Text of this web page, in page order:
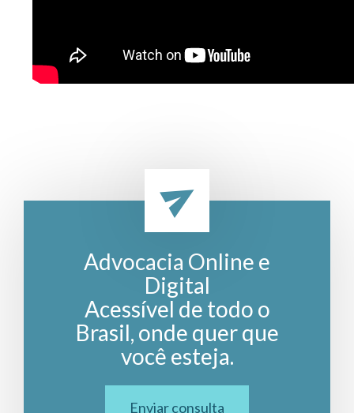
Advocacia Online e
Digital
Acessível de todo o
Brasil, onde quer que
você esteja.
Enviar consulta